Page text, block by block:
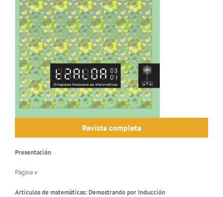
Revista completa
Presentación
Página v
Artículos de matemáticas: Demostrando por Inducción